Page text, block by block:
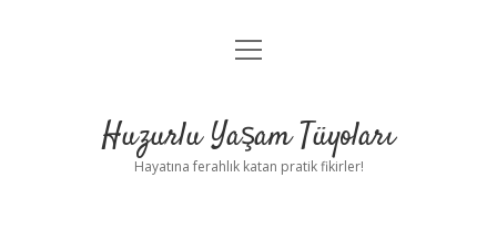
Anasayfa
Yasal Uyarı
menüyü
Huzurlu Yaşam Tüyoları
Hayatına ferahlık katan pratik fikirler!